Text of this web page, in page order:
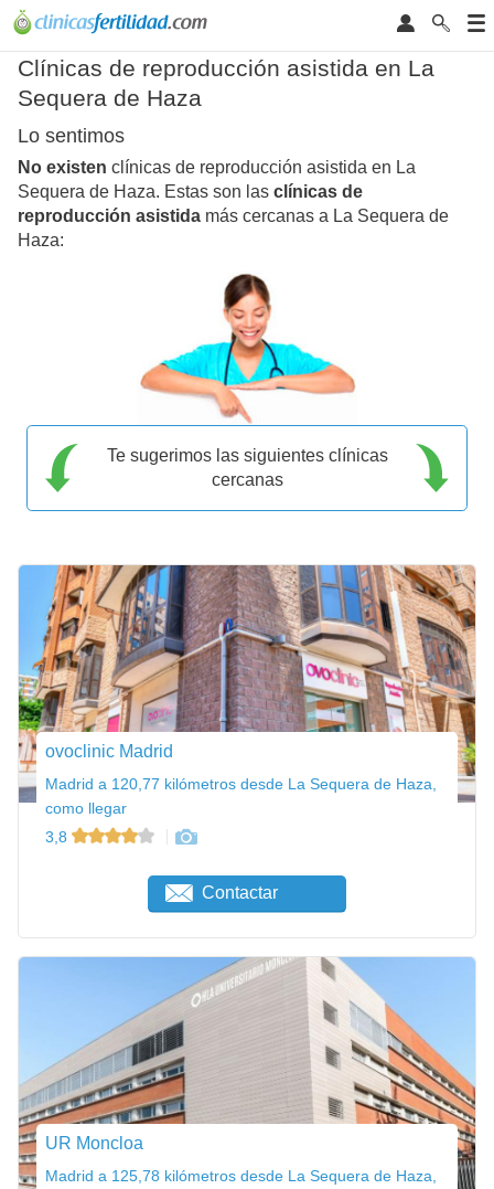
Clínicas de reproducción asistida en La
Sequera de Haza
Lo sentimos
No existen clínicas de reproducción asistida en La
Sequera de Haza. Estas son las clínicas de
reproducción asistida más cercanas a La Sequera de
Haza:
Te sugerimos las siguientes clínicas
cercanas
ovoclinic Madrid
Madrid a 120,77 kilómetros desde La Sequera de Haza,
como llegar
3,8
Contactar
UR Moncloa
Madrid a 125,78 kilómetros desde La Sequera de Haza,